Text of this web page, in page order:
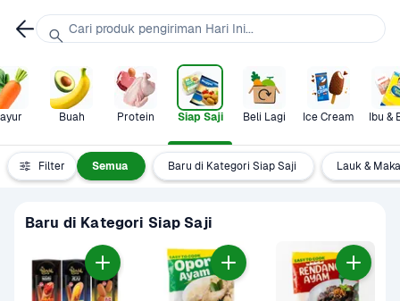
Buah Protein Siap Saji Beli Lagi Ice Cream Ibu &
Filter Semua Baru di Kategori Siap Saji Lauk &
Baru di Kategori Siap Saji
Cari produk pengiriman Hari Ini...